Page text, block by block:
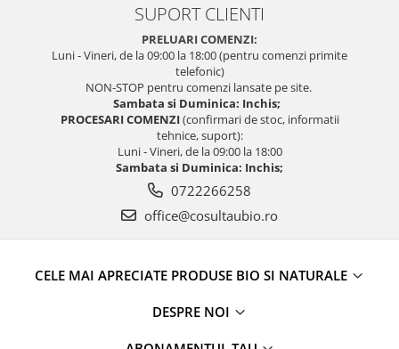
SUPORT CLIENTI
PRELUARI COMENZI:
Luni - Vineri, de la 09:00 la 18:00 (pentru comenzi primite
telefonic)
NON-STOP pentru comenzi lansate pe site.
Sambata si Duminica: Inchis;
PROCESARI COMENZI(confirmari de stoc, informatii
tehnice, suport):
Luni - Vineri, de la 09:00 la 18:00
Sambata si Duminica: Inchis;
0722266258
office@cosultaubio.ro
CELE MAI APRECIATE PRODUSE BIO SI NATURALE
DESPRE NOI